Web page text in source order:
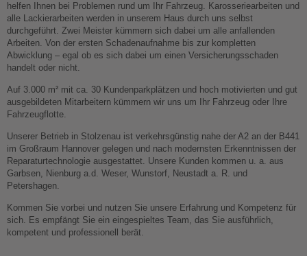
helfen Ihnen bei Problemen rund um Ihr Fahrzeug. Karosseriearbeiten und
alle Lackierarbeiten werden in unserem Haus durch uns selbst
durchgeführt. Zwei Meister kümmern sich dabei um alle anfallenden
Arbeiten. Von der ersten Schadenaufnahme bis zur kompletten
Abwicklung – egal ob es sich dabei um einen Versicherungsschaden
handelt oder nicht.
Auf 3.000 m² mit ca. 30 Kundenparkplätzen und hoch motivierten und gut
ausgebildeten Mitarbeitern kümmern wir uns um Ihr Fahrzeug oder Ihre
Fahrzeugflotte.
Unserer Betrieb in Stolzenau ist verkehrsgünstig nahe der A2 an der B441
im Großraum Hannover gelegen und nach modernsten Erkenntnissen der
Reparaturtechnologie ausgestattet. Unsere Kunden kommen u. a. aus
Garbsen, Nienburg a.d. Weser, Wunstorf, Neustadt a. R. und
Petershagen.
Kommen Sie vorbei und nutzen Sie unsere Erfahrung und Kompetenz für
sich. Es empfängt Sie ein eingespieltes Team, das Sie ausführlich,
kompetent und professionell berät.